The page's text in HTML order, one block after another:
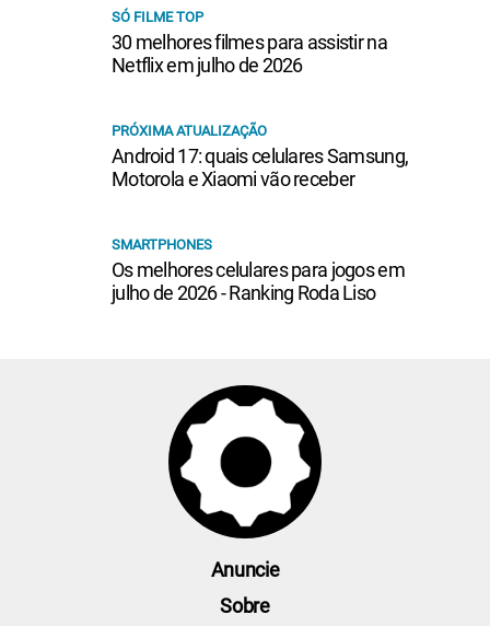
SÓ FILME TOP
30 melhores filmes para assistir na
Netflix em julho de 2026
PRÓXIMA ATUALIZAÇÃO
Android 17: quais celulares Samsung,
Motorola e Xiaomi vão receber
SMARTPHONES
Os melhores celulares para jogos em
julho de 2026 - Ranking Roda Liso
Anuncie
Sobre